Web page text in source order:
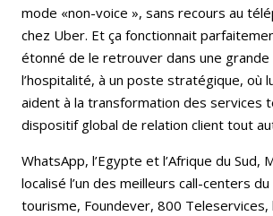
mode «non-voice », sans recours au
chez Uber. Et ça fonctionnait
étonné de le retrouver dans une
l’hospitalité, à un poste stratégique, où
aident à la transformation des services
dispositif global de relation client tout
WhatsApp, l’Egypte et l’Afrique du Sud,
localisé l’un des meilleurs call-centers
tourisme, Foundever, 800 Teleservices,